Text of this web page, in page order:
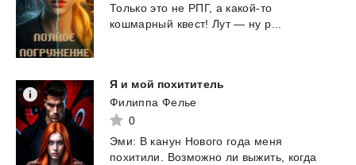
Только это не РПГ, а какой-то
кошмарный квест! Лут — ну р...
Я и мой похититель
Филиппа Фелье
0
Эми: В канун Нового года меня
похитили. Возможно ли выжить, когда